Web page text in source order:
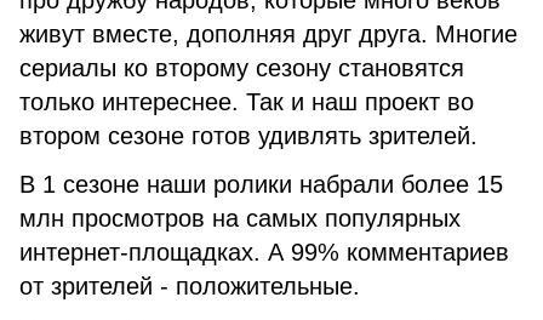
живут вместе, дополняя друг друга. Многие
сериалы ко второму сезону становятся
только интереснее. Так и наш проект во
втором сезоне готов удивлять зрителей.
В 1 сезоне наши ролики набрали более 15
млн просмотров на самых популярных
интернет-площадках. А 99% комментариев
от зрителей - положительные.